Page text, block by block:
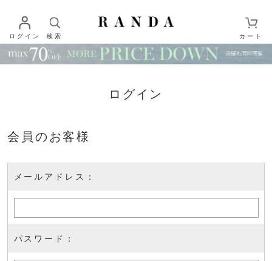
ログイン 検索 カート
ログイン
会員のお客様
メールアドレス：
パスワード：